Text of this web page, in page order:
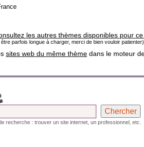
les autres thèmes disponibles pour
parfois longue à charger, merci de bien vouloir patienter)
sites web du même thème dans le moteur
recherche : trouver un site internet, un professionnel, etc.